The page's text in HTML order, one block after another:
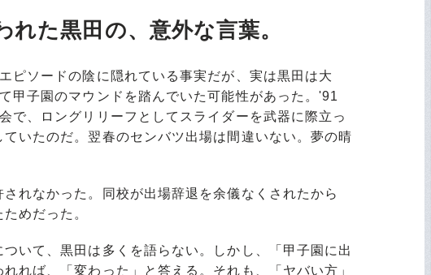
た黒田の、意外な言葉。
ピソードの陰に隠れている事実だが、実は黒田は大
甲子園のマウンドを踏んでいた可能性があった。'91
で、ロングリリーフとしてスライダーを武器に際立っ
いたのだ。翌春のセンバツ出場は間違いない。夢の晴
れなかった。同校が出場辞退を余儀なくされたから
めだった。
いて、黒田は多くを語らない。しかし、「甲子園に出
れば、「変わった」と答える。それも、「ヤバい方」